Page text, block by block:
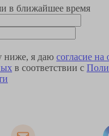
в ближайшее время
ниже, я даю согласие на
в соответствии с